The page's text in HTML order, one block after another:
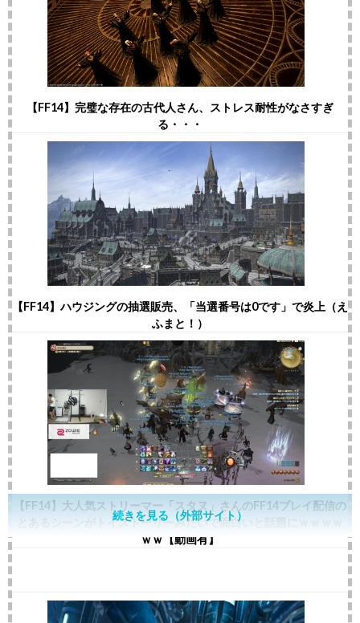
【FF14】完璧な存在の古代人さん、ストレス耐性がなさすぎ
る・・・
【FF14】ハウジングの抽選販売、「当選番号は0です」で炎上（え
ふまと！）
【FF14】大人気ストリーマー「スタヌ」さんのFF14プレイ配信の
とあるシーンがトイストーリーみたいで面白いと話題にｗｗｗｗ
ｗｗ【動画有】
続きを見る（外部サイト）